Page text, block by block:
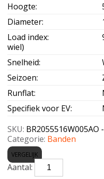
Hoogte:
Diameter:
Load index:
wiel)
Snelheid:
Seizoen:
Runflat:
Specifiek voor EV:
SKU: BR2055516W005AO
Categorie: Banden
VERGELIJK
BRIDGESTONE-
T005